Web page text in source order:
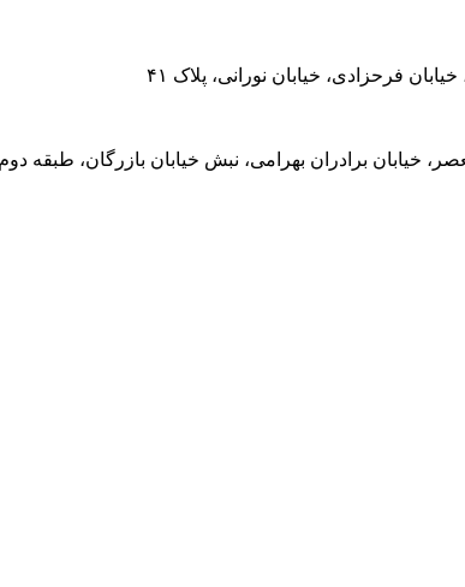
فرحزادی، خیابان نورانی، پلاک ۴۱
خیابان برادران بهرامی، نبش خیابان بازرگان، طبقه